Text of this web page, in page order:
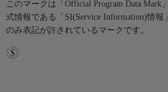
このマークは「Official Program Data Mark
式情報である「SI(Service Information)情
のみ表記が許されているマークです。